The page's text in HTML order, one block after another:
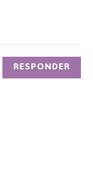
RESPONDER